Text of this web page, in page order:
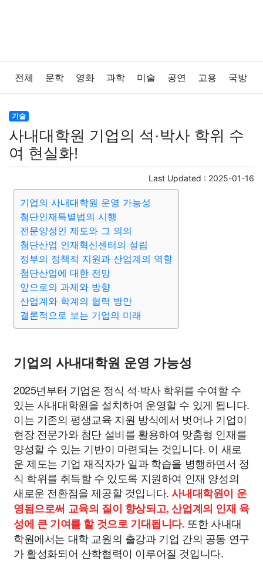
전체 문학 영화 과학 미술 공연 고용 국방
법률
보건 질병 가요 방송 일상 주식 암호화폐
반려동물 패션 미용
증권 인테리어 요리 상품리뷰
게임 스포츠 사진 대출 자동차
맛집 IT 컴퓨터 기술
의료 의학 경제 마케팅
기술
사내대학원 기업의 석·박사 학위 수
여 현실화!
Last Updated : 2025-01-16
기업의 사내대학원 운영 가능성
첨단인재특별법의 시행
전문양성인 제도와 그 의의
첨단산업 인재혁신센터의 설립
정부의 정책적 지원과 산업계의 역할
첨단산업에 대한 전망
앞으로의 과제와 방향
산업계와 학계의 협력 방안
결론적으로 보는 기업의 미래
기업의 사내대학원 운영 가능성
2025년부터 기업은 정식 석·박사 학위를 수여할 수
있는 사내대학원을 설치하여 운영할 수 있게 됩니다.
이는 기존의 평생교육 지원 방식에서 벗어나 기업이
현장 전문가와 첨단 설비를 활용하여 맞춤형 인재를
양성할 수 있는 기반이 마련되는 것입니다. 이 새로
운 제도는 기업 재직자가 일과 학습을 병행하면서 정
식 학위를 취득할 수 있도록 지원하여 인재 양성의
새로운 전환점을 제공할 것입니다.사내대학원이 운
영됨으로써 교육의 질이 향상되고, 산업계의 인재 육
성에 큰 기여를 할 것으로 기대됩니다. 또한 사내대
학원에서는 대학 교원의 출강과 기업 간의 공동 연구
가 활성화되어 산학협력이 이루어질 것입니다.